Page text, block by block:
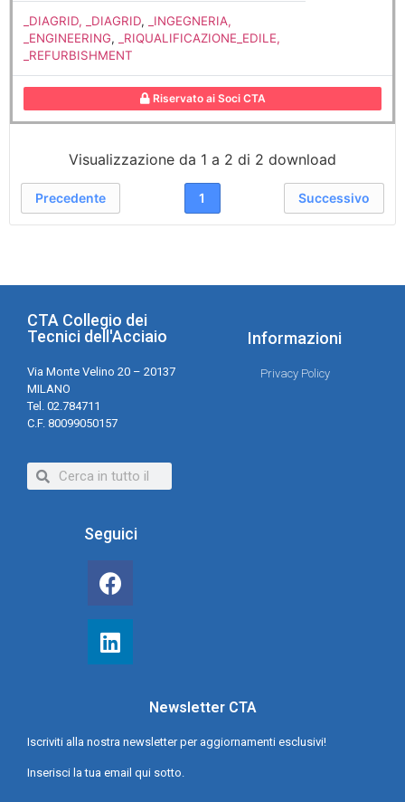
_DIAGRID, _DIAGRID,
_INGEGNERIA,
_ENGINEERING,
_RIQUALIFICAZIONE_EDILE,
_REFURBISHMENT
Riservato ai Soci CTA
Visualizzazione da 1 a 2 di 2 download
Precedente 1 Successivo
CTA Collegio dei
Tecnici dell'Acciaio
Via Monte Velino 20 – 20137
MILANO
Tel. 02.784711
C.F. 80099050157
Informazioni
Privacy Policy
Seguici
Newsletter CTA
Iscriviti alla nostra newsletter per aggiornamenti esclusivi!
Inserisci la tua email qui sotto.